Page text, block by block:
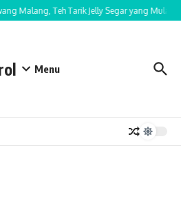
Malang, Teh Tarik Jelly Segar yang Mulai
Menu